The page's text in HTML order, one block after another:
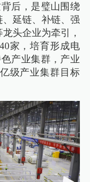
后，是璧山围绕
延链、补链、强
头企业为牵引，
家，培育形成电
产业集群，产业
级产业集群目标